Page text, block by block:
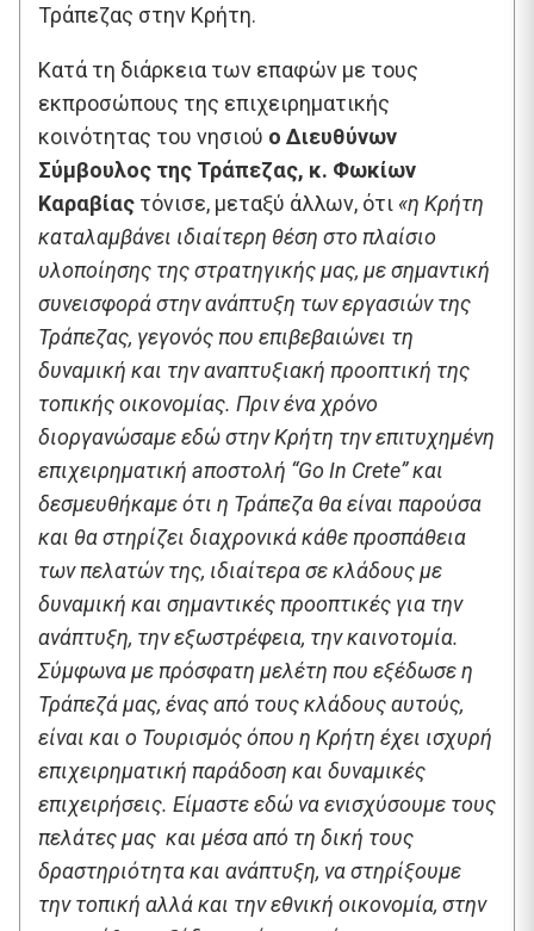
Τράπεζας στην Κρήτη.
Κατά τη διάρκεια των επαφών με τους
εκπροσώπους της επιχειρηματικής
κοινότητας του νησιού ο Διευθύνων
Σύμβουλος της Τράπεζας, κ. Φωκίων
Καραβίας τόνισε, μεταξύ άλλων, ότι «η Κρήτη
καταλαμβάνει ιδιαίτερη θέση στο πλαίσιο
υλοποίησης της στρατηγικής μας, με σημαντική
συνεισφορά στην ανάπτυξη των εργασιών της
Τράπεζας, γεγονός που επιβεβαιώνει τη
δυναμική και την αναπτυξιακή προοπτική της
τοπικής οικονομίας. Πριν ένα χρόνο
διοργανώσαμε εδώ στην Κρήτη την επιτυχημένη
επιχειρηματική aποστολή “Go In Crete” και
δεσμευθήκαμε ότι η Τράπεζα θα είναι παρούσα
και θα στηρίζει διαχρονικά κάθε προσπάθεια
των πελατών της, ιδιαίτερα σε κλάδους με
δυναμική και σημαντικές προοπτικές για την
ανάπτυξη, την εξωστρέφεια, την καινοτομία.
Σύμφωνα με πρόσφατη μελέτη που εξέδωσε η
Τράπεζά μας, ένας από τους κλάδους αυτούς,
είναι και ο Τουρισμός όπου η Κρήτη έχει ισχυρή
επιχειρηματική παράδοση και δυναμικές
επιχειρήσεις. Είμαστε εδώ να ενισχύσουμε τους
πελάτες μας και μέσα από τη δική τους
δραστηριότητα και ανάπτυξη, να στηρίξουμε
την τοπική αλλά και την εθνική οικονομία, στην